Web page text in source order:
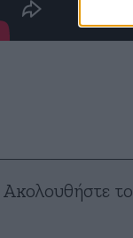
Ακολουθήστε το